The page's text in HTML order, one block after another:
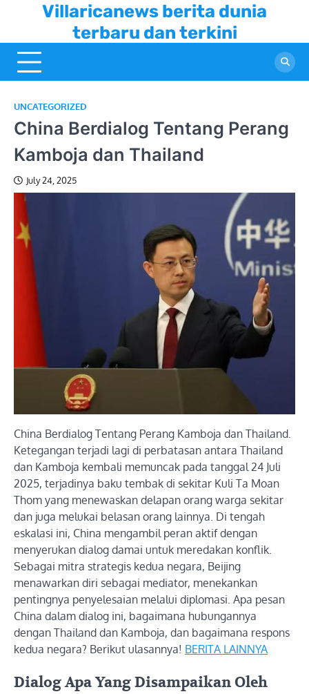
content
Villaricanews berita dunia
terbaru dan terkini
UNCATEGORIZED
China Berdialog Tentang Perang
Kamboja dan Thailand
July 24, 2025
China Berdialog Tentang Perang Kamboja dan Thailand.
Ketegangan terjadi lagi di perbatasan antara Thailand
dan Kamboja kembali memuncak pada tanggal 24 Juli
2025, terjadinya baku tembak di sekitar Kuli Ta Moan
Thom yang menewaskan delapan orang warga sekitar
dan juga melukai belasan orang lainnya. Di tengah
eskalasi ini, China mengambil peran aktif dengan
menyerukan dialog damai untuk meredakan konflik.
Sebagai mitra strategis kedua negara, Beijing
menawarkan diri sebagai mediator, menekankan
pentingnya penyelesaian melalui diplomasi. Apa pesan
China dalam dialog ini, bagaimana hubungannya
dengan Thailand dan Kamboja, dan bagaimana respons
kedua negara? Berikut ulasannya! BERITA LAINNYA
Dialog Apa Yang Disampaikan Oleh